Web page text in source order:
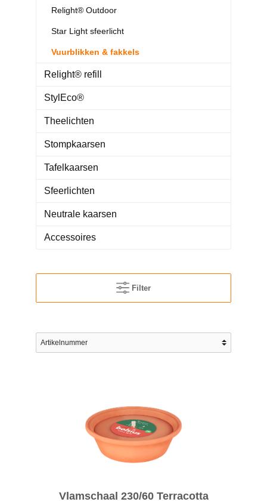
Relight® Outdoor
Star Light sfeerlicht
Vuurblikken & fakkels
Relight® refill
StylEco®
Theelichten
Stompkaarsen
Tafelkaarsen
Sfeerlichten
Neutrale kaarsen
Accessoires
Filter
Vlamschaal 230/60 Terracotta